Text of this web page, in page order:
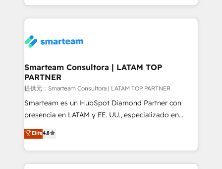
we take a RevOps-led approach that aligns sales,
marketing & service, breaks down silos, and gives
confidence. We deliver end to end strategy and
and technology around a single source of truth to
support sustainable growth and better decision-
making. Working with clients locally and globally, our
expertise includes HubSpot onboarding and CRM
implementation, automation, sales and customer
and data-driven campaigns. Winners of the first
Global HEART Award, Yamini Rogan, CEO of
Smarteam Consultora | LATAM TOP
PARTNER
提供元：Smarteam Consultora | LATAM TOP PARTNER
Smarteam es un HubSpot Diamond Partner con
presencia en LATAM y EE. UU., especializado en
implementaciones de HubSpot, integraciones API y
optimización de procesos comerciales con IA. Con
más de 6 años de experiencia, hemos liderado 100+
implementaciones conectando HubSpot con SAP,
Elite4.8